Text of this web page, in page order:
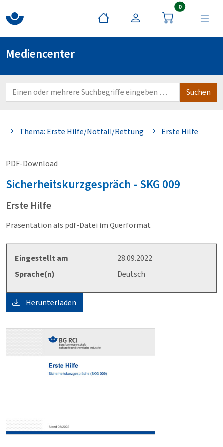
0Artikel im
Mediencenter
Thema: Erste Hilfe/Notfall/Rettung Erste Hilfe
PDF-Download
Sicherheitskurzgespräch - SKG 009
Erste Hilfe
Präsentation als pdf-Datei im Querformat
Eingestellt am
28.09.2022
Sprache(n)
Deutsch
Herunterladen